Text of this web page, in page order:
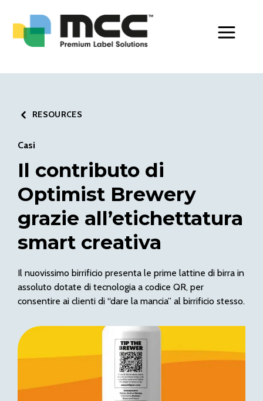
RESOURCES
Casi
Il contributo di
Optimist Brewery
grazie all’etichettatura
smart creativa
Il nuovissimo birrificio presenta le prime lattine di birra in
assoluto dotate di tecnologia a codice QR, per
consentire ai clienti di “dare la mancia” al birrificio stesso.